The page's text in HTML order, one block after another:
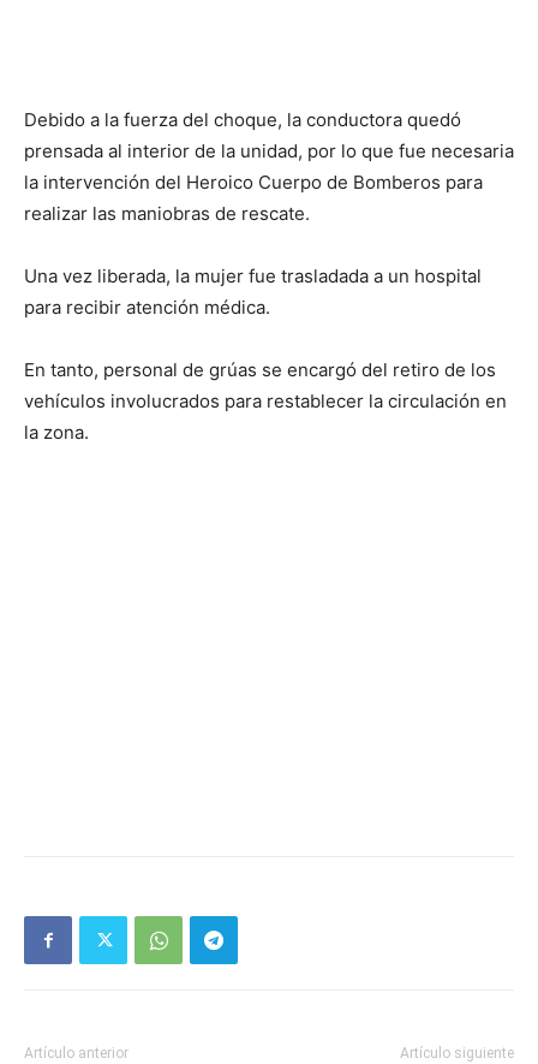
Debido a la fuerza del choque, la conductora quedó
prensada al interior de la unidad, por lo que fue necesaria
la intervención del Heroico Cuerpo de Bomberos para
realizar las maniobras de rescate.
Una vez liberada, la mujer fue trasladada a un hospital
para recibir atención médica.
En tanto, personal de grúas se encargó del retiro de los
vehículos involucrados para restablecer la circulación en
la zona.
Artículo anterior Artículo siguiente